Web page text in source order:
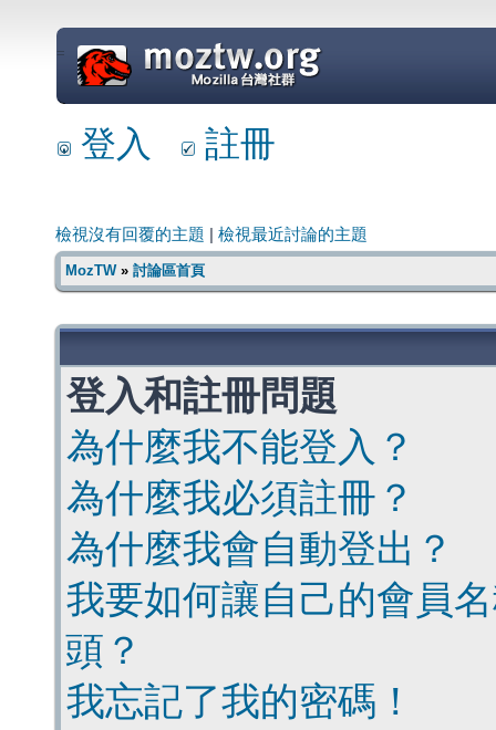
=
登入 註冊
檢視沒有回覆的主題 檢視最近討論的主題
MozTW» 討論區首頁
登入和註冊問題
為什麼我不能登入？
為什麼我必須註冊？
為什麼我會自動登出？
我要如何讓自己的會員
頭？
我忘記了我的密碼！